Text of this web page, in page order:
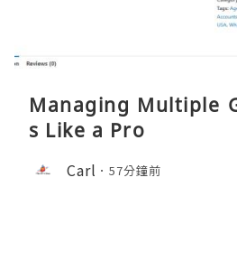
Managing Multiple
s Like a Pro
Carl 57分鐘前